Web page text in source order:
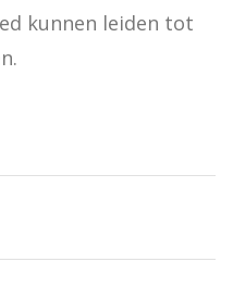
kunnen leiden tot